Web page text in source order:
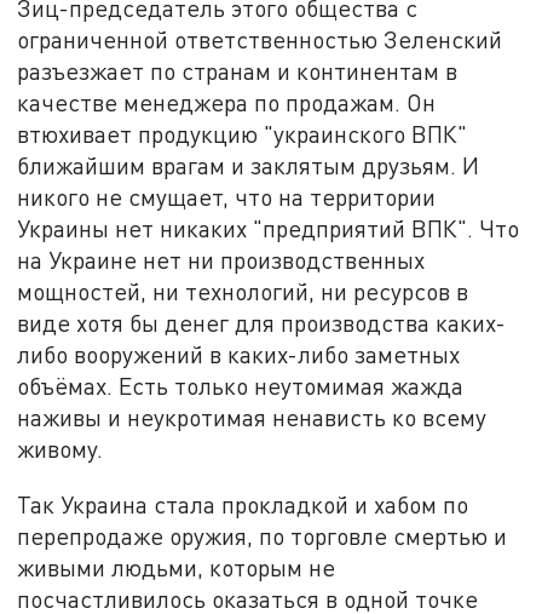
Зиц-председатель этого общества с
ограниченной ответственностью Зеленский
разъезжает по странам и континентам в
качестве менеджера по продажам. Он
втюхивает продукцию "украинского ВПК"
ближайшим врагам и заклятым друзьям. И
никого не смущает, что на территории
Украины нет никаких "предприятий ВПК". Что
на Украине нет ни производственных
мощностей, ни технологий, ни ресурсов в
виде хотя бы денег для производства каких-
либо вооружений в каких-либо заметных
объёмах. Есть только неутомимая жажда
наживы и неукротимая ненависть ко всему
живому.
Так Украина стала прокладкой и хабом по
перепродаже оружия, по торговле смертью и
живыми людьми, которым не
посчастливилось оказаться в одной точке